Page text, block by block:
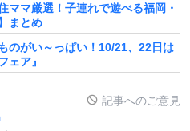
ママ厳選！子連れで遊べる福岡・
まとめ
のがい～っぱい！10/21、22日は
ェア』
記事へのご意見